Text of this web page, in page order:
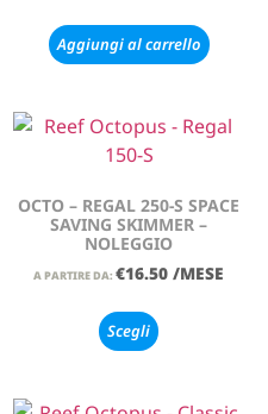
Aggiungi al carrello
OCTO – REGAL 250-S SPACE
SAVING SKIMMER –
NOLEGGIO
A PARTIRE DA: €16.50 /MESE
Scegli